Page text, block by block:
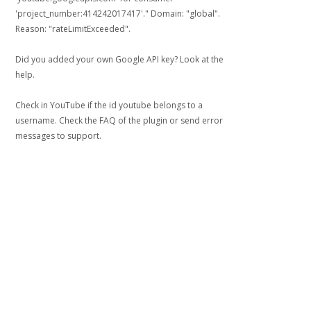
'project_number:414242017417'." Domain: "global".
Reason: "rateLimitExceeded".
Did you added your own Google API key? Look at the
help.
Check in YouTube if the idyoutube belongs to a
username. Check the FAQ of the plugin or send error
messages to support.